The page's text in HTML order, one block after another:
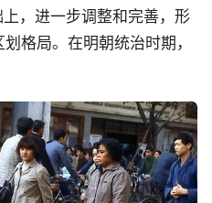
，进一步调整和完善，形
格局。在明朝统治时期，